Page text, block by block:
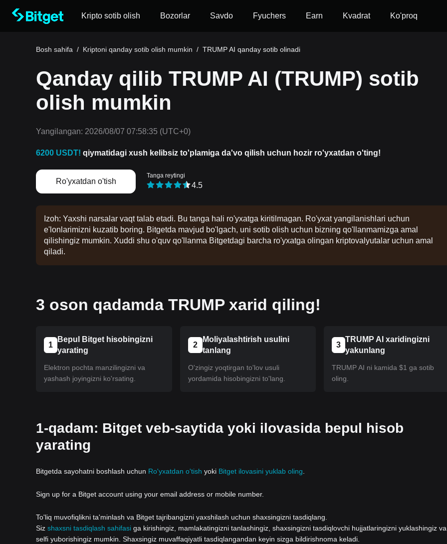
Kripto sotib olish Bozorlar Savdo Fyuchers Earn Kvadrat Ko'proq
Bosh sahifa / Kriptoni qanday sotib olish mumkin / TRUMP AI qanday sotib olinadi
Qanday qilib TRUMP AI (TRUMP) sotib
olish mumkin
Yangilangan: 2026/08/07 07:58:35 (UTC+0)
6200 USDT! qiymatidagi xush kelibsiz to'plamiga da'vo qilish uchun hozir ro'yxatdan o'ting!
Ro'yxatdan o'tish
Tanga reytingi
4.5
Izoh: Yaxshi narsalar vaqt talab etadi. Bu tanga hali ro'yxatga kiritilmagan. Ro'yxat yangilanishlari uchun
e'lonlarimizni kuzatib boring. Bitgetda mavjud bo'lgach, uni sotib olish uchun bizning qo'llanmamizga amal
qilishingiz mumkin. Xuddi shu o'quv qo'llanma Bitgetdagi barcha ro'yxatga olingan kriptovalyutalar uchun amal
qiladi.
3 oson qadamda TRUMP xarid qiling!
1
Bepul Bitget hisobingizni
yarating
Elektron pochta manzilingizni va
yashash joyingizni ko'rsating.
2
Moliyalashtirish usulini
tanlang
O'zingiz yoqtirgan to'lov usuli
yordamida hisobingizni to'lang.
3
TRUMP AI xaridingizni
yakunlang
TRUMP AI ni kamida $1 ga sotib
oling.
1-qadam: Bitget veb-saytida yoki ilovasida bepul hisob
yarating
Bitgetda sayohatni boshlash uchun Ro'yxatdan o'tish yoki Bitget ilovasini yuklab oling
Sign up for a Bitget account using your email address or mobile number.
To'liq muvofiqlikni ta'minlash va Bitget tajribangizni yaxshilash uchun shaxsingizni tasdiqlang.
Siz shaxsni tasdiqlash sahifasi ga kirishingiz, mamlakatingizni tanlashingiz, shaxsingizni tasdiqlovchi hujjatlaringizni yuklashingiz va
selfi yuborishingiz mumkin. Shaxsingiz muvaffaqiyatli tasdiqlangandan keyin sizga bildirishnoma keladi.